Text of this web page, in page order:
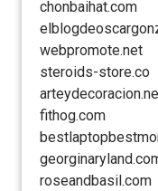
chonbaihat.com
webpromote.net
steroids-store.co
fithog.com
roseandbasil.com